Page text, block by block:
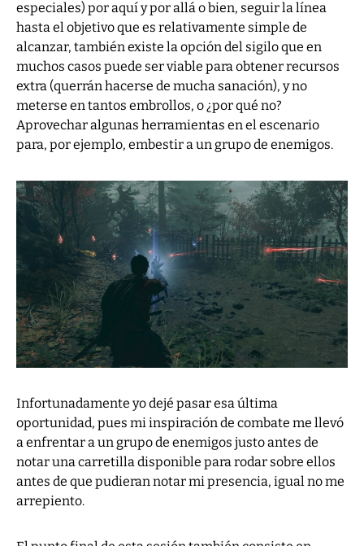
especiales) por aquí y por allá o bien, seguir la línea
hasta el objetivo que es relativamente simple de
alcanzar, también existe la opción del sigilo que en
muchos casos puede ser viable para obtener recursos
extra (querrán hacerse de mucha sanación), y no
meterse en tantos embrollos, o ¿por qué no?
Aprovechar algunas herramientas en el escenario
para, por ejemplo, embestir a un grupo de enemigos.
Infortunadamente yo dejé pasar esa última
oportunidad, pues mi inspiración de combate me llevó
a enfrentar a un grupo de enemigos justo antes de
notar una carretilla disponible para rodar sobre ellos
antes de que pudieran notar mi presencia, igual no me
arrepiento.